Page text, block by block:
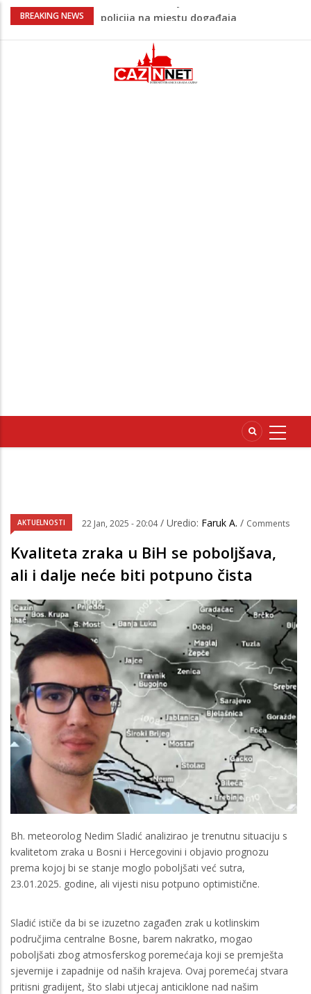
BREAKING NEWS
Ovo je 24-godišnji mladić koji je izgubio
Na Ahiret preselio LJUBIJANKIĆ (Hasan)
Na Ahiret preselio HALILOVIĆ (Smajil)
AKTUELNOSTI 22 Jan, 2025 - 20:04 / Uredio: Faruk A. / Comments
Kvaliteta zraka u BiH se poboljšava,
ali i dalje neće biti potpuno čista
Bh. meteorolog Nedim Sladić analizirao je trenutnu situaciju s
kvalitetom zraka u Bosni i Hercegovini i objavio prognozu
prema kojoj bi se stanje moglo poboljšati već sutra,
23.01.2025. godine, ali vijesti nisu potpuno optimistične.
Sladić ističe da bi se izuzetno zagađen zrak u kotlinskim
područjima centralne Bosne, barem nakratko, mogao
poboljšati zbog atmosferskog poremećaja koji se premješta
sjevernije i zapadnije od naših krajeva. Ovaj poremećaj stvara
pritisni gradijent, što slabi utjecaj anticiklone nad našim